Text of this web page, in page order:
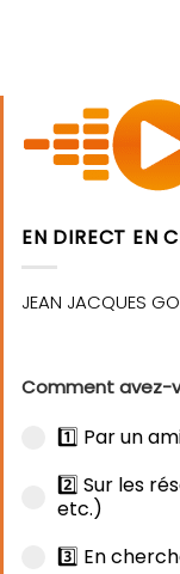
EN DIRECT EN
Comment avez-
1️⃣ Par un
2️⃣ Sur les
etc.)
3️⃣ En